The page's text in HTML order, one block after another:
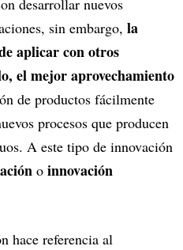
desarrollar nuevos
sin embargo, la
aplicar con otros
el mejor aprovechamiento
de productos fácilmente
procesos que producen
A este tipo de innovación
o innovación
hace referencia al